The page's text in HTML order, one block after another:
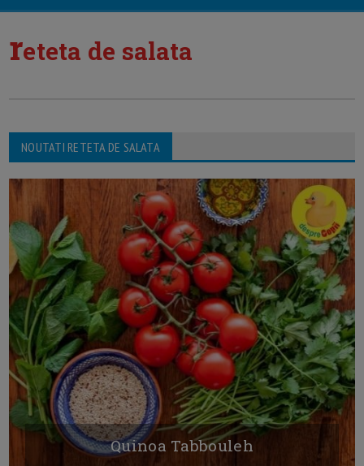
reteta de salata
NOUTATI RETETA DE SALATA
Quinoa Tabbouleh